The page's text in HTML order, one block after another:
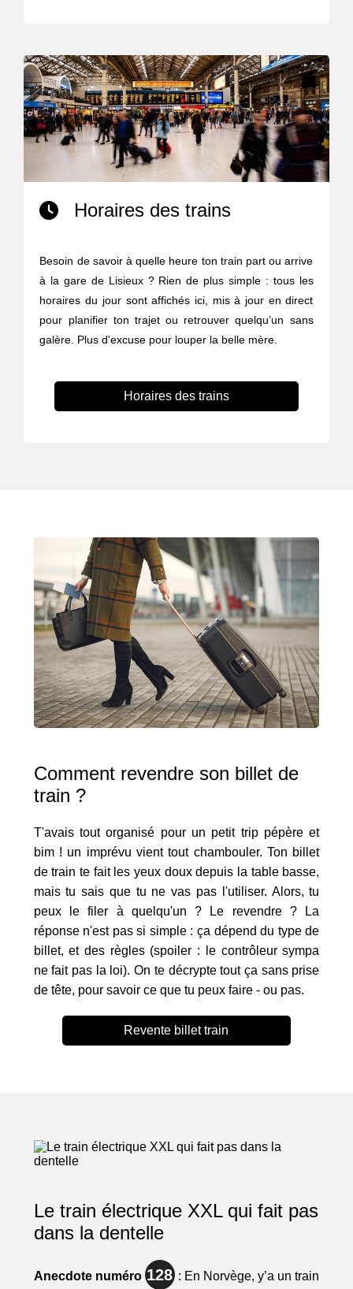
Horaires des trains
Besoin de savoir à quelle heure ton train part ou arrive
à la gare de Lisieux ? Rien de plus simple : tous les
horaires du jour sont affichés ici, mis à jour en direct
pour planifier ton trajet ou retrouver quelqu’un sans
galère. Plus d'excuse pour louper la belle mère.
Horaires des trains
Comment revendre son billet de
train ?
T'avais tout organisé pour un petit trip pépère et
bim ! un imprévu vient tout chambouler. Ton billet
de train te fait les yeux doux depuis la table basse,
mais tu sais que tu ne vas pas l'utiliser. Alors, tu
peux le filer à quelqu'un ? Le revendre ? La
réponse n'est pas si simple : ça dépend du type de
billet, et des règles (spoiler : le contrôleur sympa
ne fait pas la loi). On te décrypte tout ça sans prise
de tête, pour savoir ce que tu peux faire - ou pas.
Revente billet train
Le train électrique XXL qui fait pas
dans la dentelle
Anecdote numéro 128: En Norvège, y’a un train